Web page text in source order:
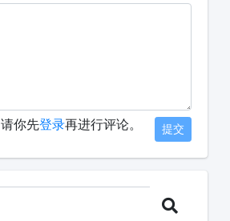
请你先登录再进行评论。 提交